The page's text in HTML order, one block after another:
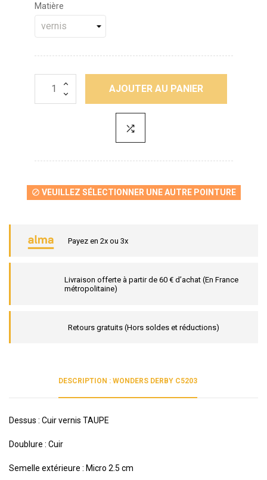
Matière
AJOUTER AU PANIER
 VEUILLEZ SÉLECTIONNER UNE AUTRE POINTURE
Payez en 2x ou 3x
Livraison offerte à partir de 60 € d’achat (En France
métropolitaine)
Retours gratuits (Hors soldes et réductions)
DESCRIPTION : WONDERS DERBY C5203
Dessus : Cuir vernis TAUPE
Doublure : Cuir
Semelle extérieure : Micro 2.5 cm